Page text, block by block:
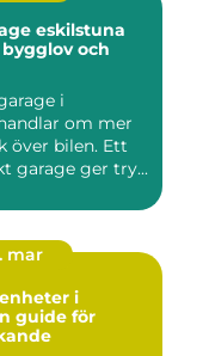
eskilstuna
och
i
om mer
över bilen. Ett
garage ger try...
mar
i
guide för